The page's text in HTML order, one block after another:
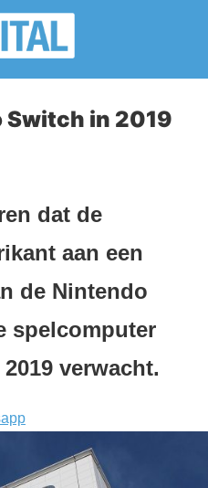
Switch in 2019
dat de
aan een
de Nintendo
spelcomputer
verwacht.